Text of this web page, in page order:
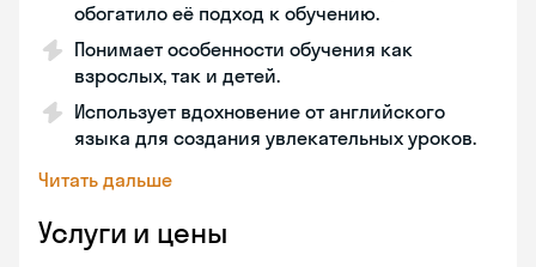
обогатило её подход к обучению.
Понимает особенности обучения как
взрослых, так и детей.
Использует вдохновение от английского
языка для создания увлекательных уроков.
Читать дальше
Услуги и цены